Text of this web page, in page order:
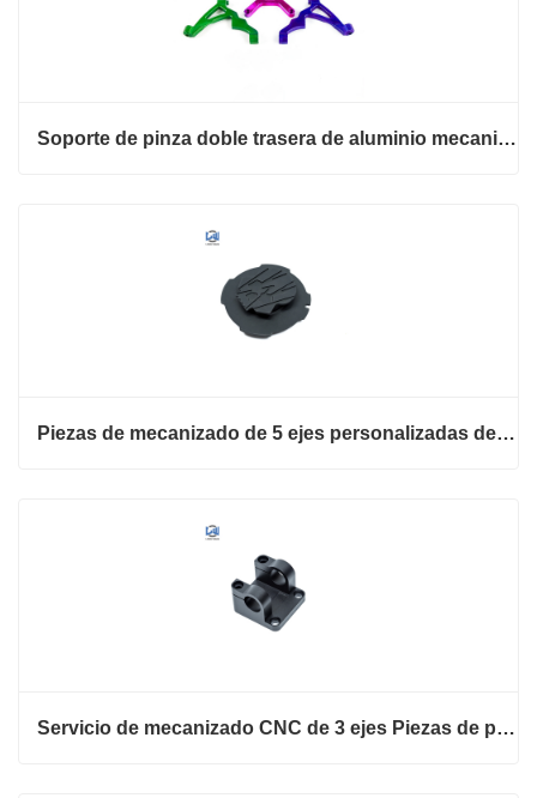
Soporte de pinza doble trasera de aluminio mecanizado CNC 6061
Piezas de mecanizado de 5 ejes personalizadas de aluminio CNC 7075
Servicio de mecanizado CNC de 3 ejes Piezas de precisión de aluminio